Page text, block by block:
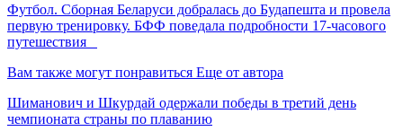
Футбол. Сборная Беларуси добралась до Будапешта и провела
первую тренировку. БФФ поведала подробности 17-часового
путешествия
Вам также могут понравиться Еще от автора
Шиманович и Шкурдай одержали победы в третий день
чемпионата страны по плаванию